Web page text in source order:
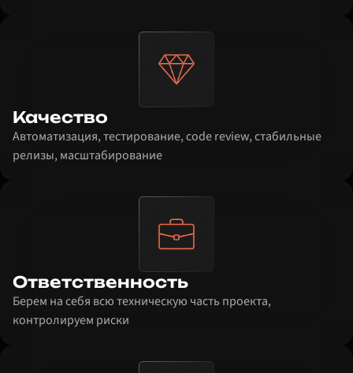
Качество
Автоматизация, тестирование, code review, стабильные
релизы, масштабирование
Ответственность
Берем на себя всю техническую часть проекта,
контролируем риски